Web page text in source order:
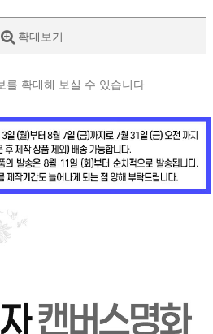
확대보기
를 확대해 보실 수 있습니다